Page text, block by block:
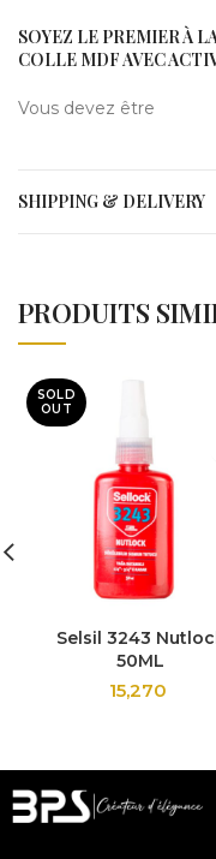
SOYEZ LE PREMIER À
COLLE MDF AVEC
Vous devez être
SHIPPING & DELIVERY
PRODUITS
SOLD
OUT
Selsil 3243
50ML
15,270